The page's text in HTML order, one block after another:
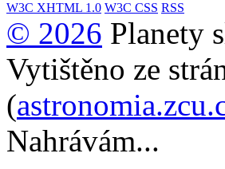
W3C XHTML 1.0 W3C CSS RSS
© 2026 Planety
Vytištěno ze
(
Nahrávám...